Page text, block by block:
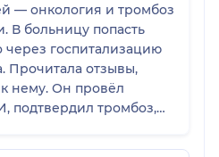
— онкология и тромбоз
В больницу попасть
через госпитализацию
Прочитала отзывы,
нему. Он провёл
подтвердил тромбоз,
носить